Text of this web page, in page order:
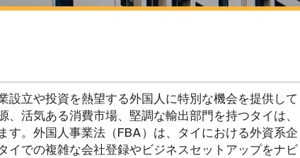
設立や投資を熱望する外国人に特別な機会を提供して
活気ある消費市場、堅調な輸出部門を持つタイは、
す。外国人事業法（FBA）は、タイにおける外資系企
イでの複雑な会社登録やビジネスセットアップをナビ